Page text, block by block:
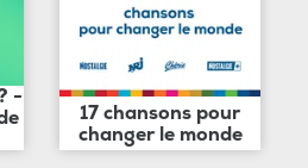
-
17 chansons pour
changer le monde